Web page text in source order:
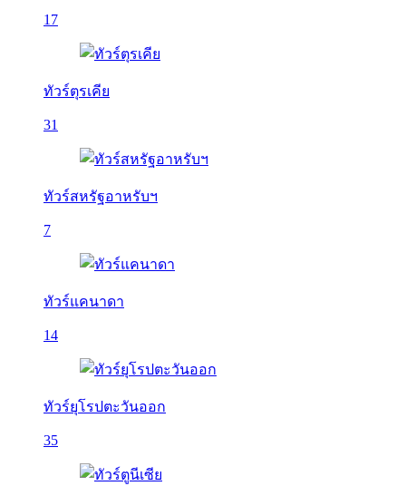
17
ทัวร์ตุรเคีย
31
ทัวร์สหรัฐอาหรับฯ
7
ทัวร์แคนาดา
14
ทัวร์ยุโรปตะวันออก
35